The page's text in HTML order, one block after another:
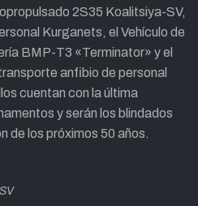
2S35 Koalitsiya-SV,
Kurganets, el Vehículo de
BMP-T3 «Terminator» y el
anfibio de personal
cuentan con la última
y serán los blindados
de los próximos 50 años.